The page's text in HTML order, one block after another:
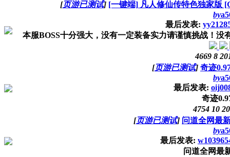
[页游已测试] [一键端] 凡人修仙传特色独家版
by
最后发表:
本服BOSS十分强大，没有一定装备实力请谨慎挑战！
4669 8
[页游已测试] 奇迹
by
最后发表:
奇迹
4754 10
[页游已测试] 问道全网最
by
最后发表:
问道全网最